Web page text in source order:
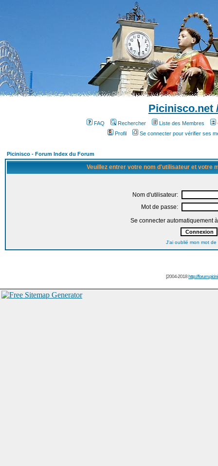
Picinisco.net
FAQ Rechercher Liste des Membres
Profil
Se connecter pour vérifier ses
Picinisco - Forum Index du Forum
Veuillez entrer votre nom d'utilisateur et votre
Nom d'utilisateur:
Mot de passe:
Se connecter automatiquement
J'ai oublié mon mot de
[2004-2018http://